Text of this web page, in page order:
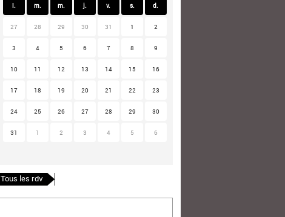
l. m. m. j. v. s. d.
27 28 29 30 31 1 2
3 4 5 6 7 8 9
10 11 12 13 14 15 16
17 18 19 20 21 22 23
24 25 26 27 28 29 30
31 1 2 3 4 5 6
Tous les rdv